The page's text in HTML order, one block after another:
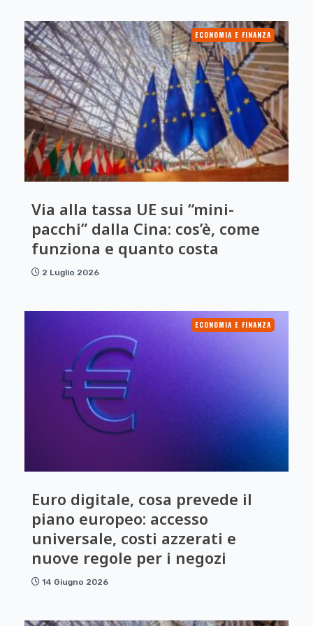
ECONOMIA E FINANZA
Via alla tassa UE sui “mini-
pacchi” dalla Cina: cos’è, come
funziona e quanto costa
2 Luglio 2026
ECONOMIA E FINANZA
Euro digitale, cosa prevede il
piano europeo: accesso
universale, costi azzerati e
nuove regole per i negozi
14 Giugno 2026